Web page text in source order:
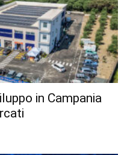
in Campania